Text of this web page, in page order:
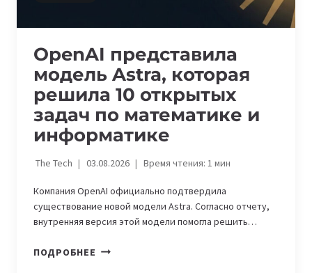
OpenAI представила
модель Astra, которая
решила 10 открытых
задач по математике и
информатике
The Tech 03.08.2026 Время чтения: 1мин
Компания OpenAI официально подтвердила
существование новой модели Astra. Согласно отчету,
внутренняя версия этой модели помогла решить…
ПОДРОБНЕЕ OPENAI